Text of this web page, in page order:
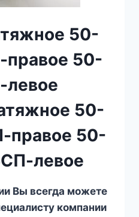
50-
50-
50-
правое 50-
левое
Вы всегда можете
компании